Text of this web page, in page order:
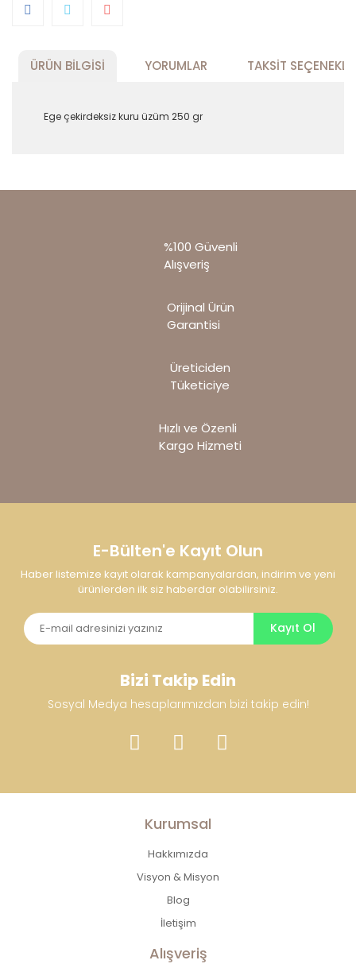
ÜRÜN BILGISI YORUMLAR TAKSIT
Ege çekirdeksiz kuru üzüm 250 gr
gördüğünüz noktaları öneri formunu kullanarak
Ürün resmi kalitesiz, bozuk veya
görüntülenemiyor.
Ürün bilgilerinde hatalar bulunuyor.
Bu ürüne benzer farklı alternatifler olmalı.
%100 Güvenli
Alışveriş
Orijinal Ürün
Garantisi
Üreticiden
Tüketiciye
Hızlı ve Özenli
Kargo Hizmeti
E-Bülten'e Kayıt Olun
Haber listemize kayıt olarak kampanyalardan, indirim ve yeni
ürünlerden ilk siz haberdar olabilirsiniz.
Kayıt Ol
Bizi Takip Edin
Sosyal Medya hesaplarımızdan bizi takip edin!
Kurumsal
Hakkımızda
Visyon & Misyon
Blog
İletişim
Alışveriş